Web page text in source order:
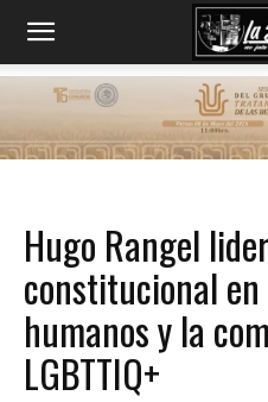
Hugo Rangel
constitucional
humanos y la
LGBTTIQ+